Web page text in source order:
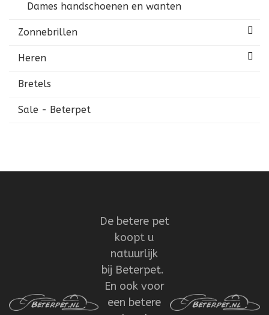
Dames handschoenen en wanten
Zonnebrillen
Heren
Bretels
Sale - Beterpet
De betere pet
koopt u
natuurlijk
bij Beterpet.
En ook voor
een betere